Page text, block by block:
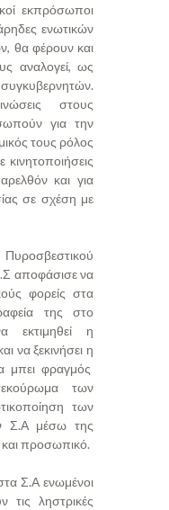
εκπρόσωποι
ενωτικών
θα φέρουν και
αναλογεί, ως
συγκυβερνητών.
στους
για την
τους ρόλος
και για
σε σχέση με
αποφάσισε να
φορείς στα
της στο
εκτιμηθεί η
να ξεκινήσει η
μπει φραγμός
των
των
Σ.Α μέσω της
προσωπικό.
Σ.Α ενωμένοι
τις ληστρικές